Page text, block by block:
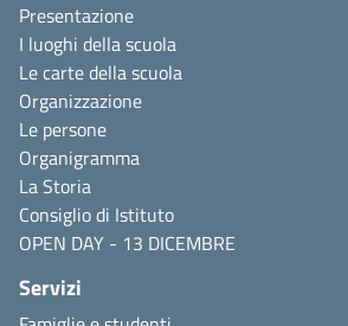
Presentazione
I luoghi della scuola
Le carte della scuola
Organizzazione
Le persone
Organigramma
La Storia
Consiglio di Istituto
OPEN DAY - 13 DICEMBRE
Servizi